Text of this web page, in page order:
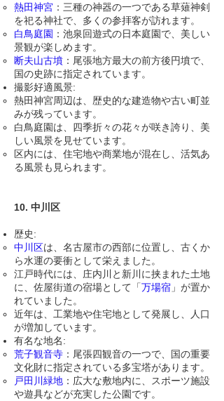
熱田神宮 ：三種の神器の一つである草薙神剣
を祀る神社で、多くの参拝客が訪れます。
白鳥庭園 ：池泉回遊式の日本庭園で、美しい
景観が楽しめます。
断夫山古墳 ：尾張地方最大の前方後円墳で、
国の史跡に指定されています。
撮影好適風景:
熱田神宮周辺は、歴史的な建造物や古い町並
みが残っています。
白鳥庭園は、四季折々の花々が咲き誇り、美
しい風景を見せています。
区内には、住宅地や商業地が混在し、活気あ
る風景も見られます。
10. 中川区
歴史:
中川区は、名古屋市の西部に位置し、古くか
ら水運の要衝として栄えました。
江戸時代には、庄内川と新川に挟まれた土地
に、佐屋街道の宿場として「万場宿 」が置か
れていました。
近年は、工業地や住宅地として発展し、人口
が増加しています。
有名な地名:
荒子観音寺 ：尾張四観音の一つで、国の重要
文化財に指定されている多宝塔があります。
戸田川緑地 ：広大な敷地内に、スポーツ施設
や遊具などが充実した公園です。